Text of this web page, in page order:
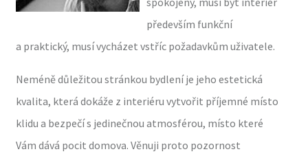
především funkční
a praktický, musí vycházet vstříc požadavkům uživatele.
Neméně důležitou stránkou bydlení je jeho estetická
kvalita, která dokáže z interiéru vytvořit příjemné místo
klidu a bezpečí s jedinečnou atmosférou, místo které
Vám dává pocit domova. Věnuji proto pozornost